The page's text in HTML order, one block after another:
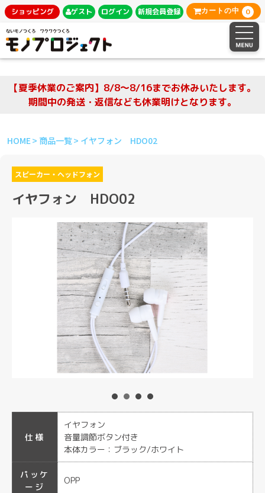
ショッピング ゲスト ログイン 新規会員登録 カートの中 0
【夏季休業のご案内】8/8～8/16までお休みいたします。
期間中の発送・返信なども休業明けとなります。
HOME 商品一覧 イヤフォン HDO02
スピーカー・ヘッドフォン
イヤフォン HDO02
仕様
イヤフォン
音量調節ボタン付き
本体カラー：ブラック/ホワイト
パッケ
ージ
OPP